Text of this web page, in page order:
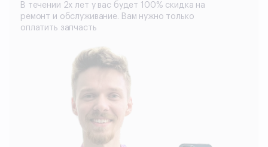
В течении 2х лет у вас будет 100% скидка на
ремонт и обслуживание. Вам нужно только
оплатить запчасть